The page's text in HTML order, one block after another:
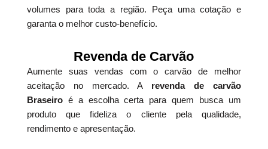
volumes para toda a região. Peça uma cotação e
garanta o melhor custo-benefício.
Revenda de Carvão
Aumente suas vendas com o carvão de melhor
aceitação no mercado. A revenda de carvão
Braseiroé a escolha certa para quem busca um
produto que fideliza o cliente pela qualidade,
rendimento e apresentação.